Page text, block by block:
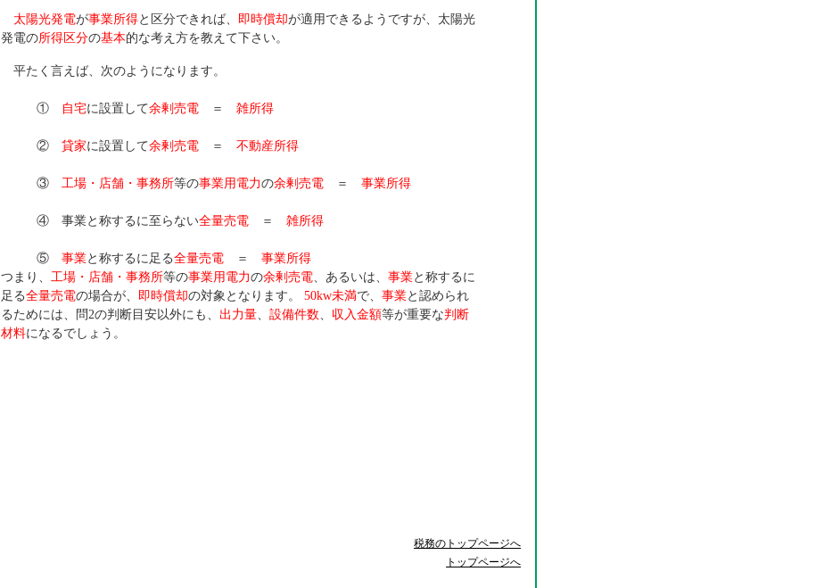
太陽光発電が事業所得と区分できれば、 即時償却が適用できるようですが、太陽光
発電の所得区分の基本的な考え方を教えて下さい。
平たく言えば、次のようになります。
① 自宅に設置して余剰売電＝ 雑所得
② 貸家に設置して余剰売電＝ 不動産所得
③ 工場・店舗・事務所等の事業用電力の余剰売電＝ 事業所得
④ 事業と称するに至らない全量売電＝ 雑所得
⑤ 事業と称するに足る全量売電＝ 事業所得
つまり、 工場・店舗・事務所等の事業用電力の余剰売電、あるいは、 事業と称するに
足る全量売電の場合が、 即時償却の対象となります。 50kw未満で、 事業と認められ
るためには、問2の判断目安以外にも、 出力量、 設備件数、 収入金額等が重要な判断
材料になるでしょう。
税務のトップページへ
トップページへ